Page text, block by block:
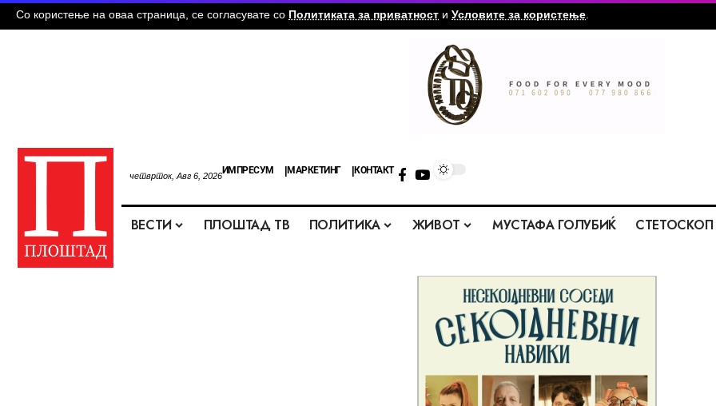
Со користење на оваа страница, се согласувате со Политиката за приватност и Условите за користење.
четврток, Авг 6, 2026ИМПРЕСУМ МАРКЕТИНГ КОНТАКТ
ВЕСТИ ПЛОШТАД ТВ ПОЛИТИКА ЖИВОТ МУСТАФА ГОЛУБИЌ СТЕТОСКОП